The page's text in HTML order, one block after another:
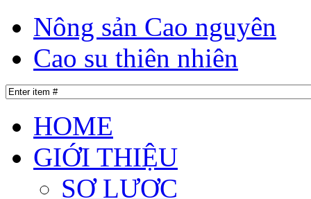
Nông sản Cao nguyên
Cao su thiên nhiên
HOME
GIỚI THIỆU
SƠ LƯỢC